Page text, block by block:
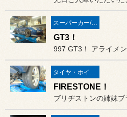
スーパーカー/スーパースポーツ/ヴィンテージカー
GT3！
タイヤ・ホイール
FIRESTONE！